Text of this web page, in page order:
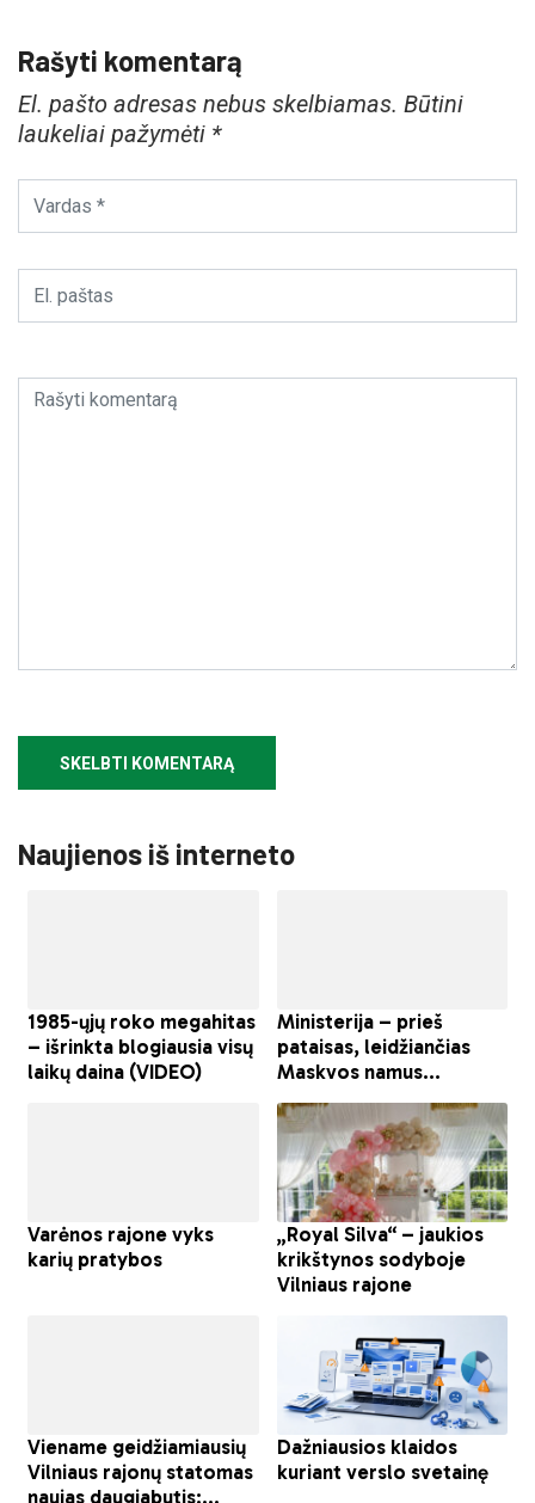
Rašyti komentarą
El. pašto adresas nebus skelbiamas. Būtini
laukeliai pažymėti *
Naujienos iš interneto